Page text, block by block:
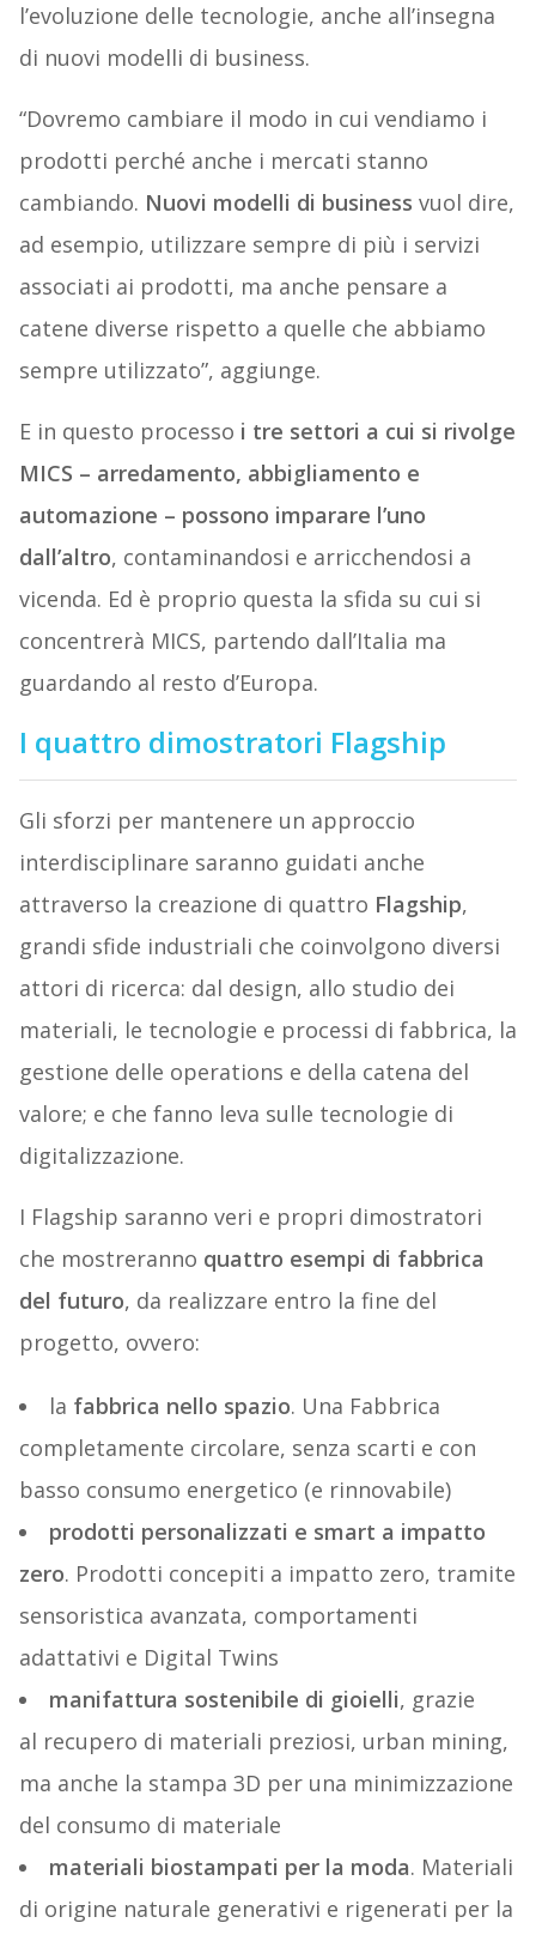
l’evoluzione delle tecnologie, anche all’insegna
di nuovi modelli di business.
“Dovremo cambiare il modo in cui vendiamo i
prodotti perché anche i mercati stanno
cambiando. Nuovi modelli di business vuol dire,
ad esempio, utilizzare sempre di più i servizi
associati ai prodotti, ma anche pensare a
catene diverse rispetto a quelle che abbiamo
sempre utilizzato”, aggiunge.
E in questo processo i tre settori a cui si rivolge
MICS – arredamento, abbigliamento e
automazione – possono imparare l’uno
dall’altro, contaminandosi e arricchendosi a
vicenda. Ed è proprio questa la sfida su cui si
concentrerà MICS, partendo dall’Italia ma
guardando al resto d’Europa.
I quattro dimostratori Flagship
Gli sforzi per mantenere un approccio
interdisciplinare saranno guidati anche
attraverso la creazione di quattro Flagship,
grandi sfide industriali che coinvolgono diversi
attori di ricerca: dal design, allo studio dei
materiali, le tecnologie e processi di fabbrica, la
gestione delle operations e della catena del
valore; e che fanno leva sulle tecnologie di
digitalizzazione.
I Flagship saranno veri e propri dimostratori
che mostreranno quattro esempi di fabbrica
del futuro, da realizzare entro la fine del
progetto, ovvero:
la fabbrica nello spazio. Una Fabbrica
completamente circolare, senza scarti e con
basso consumo energetico (e rinnovabile)
prodotti personalizzati e smart a impatto
zero. Prodotti concepiti a impatto zero, tramite
sensoristica avanzata, comportamenti
adattativi e Digital Twins
manifattura sostenibile di gioielli, grazie
al recupero di materiali preziosi, urban mining,
ma anche la stampa 3D per una minimizzazione
del consumo di materiale
materiali biostampati per la moda. Materiali
di origine naturale generativi e rigenerati per la